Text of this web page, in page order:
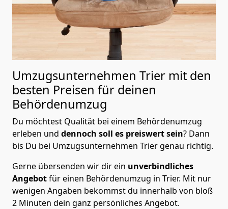
Umzugsunternehmen Trier mit den
besten Preisen für deinen
Behördenumzug
Du möchtest Qualität bei einem Behördenumzug
erleben und dennoch soll es preiswertsein? Dann
bis Du bei Umzugsunternehmen Trier genau richtig.
Gerne übersenden wir dir ein unverbindliches
Angebotfür einen Behördenumzug in Trier. Mit nur
wenigen Angaben bekommst du innerhalb von bloß
2 Minuten dein ganz persönliches Angebot.